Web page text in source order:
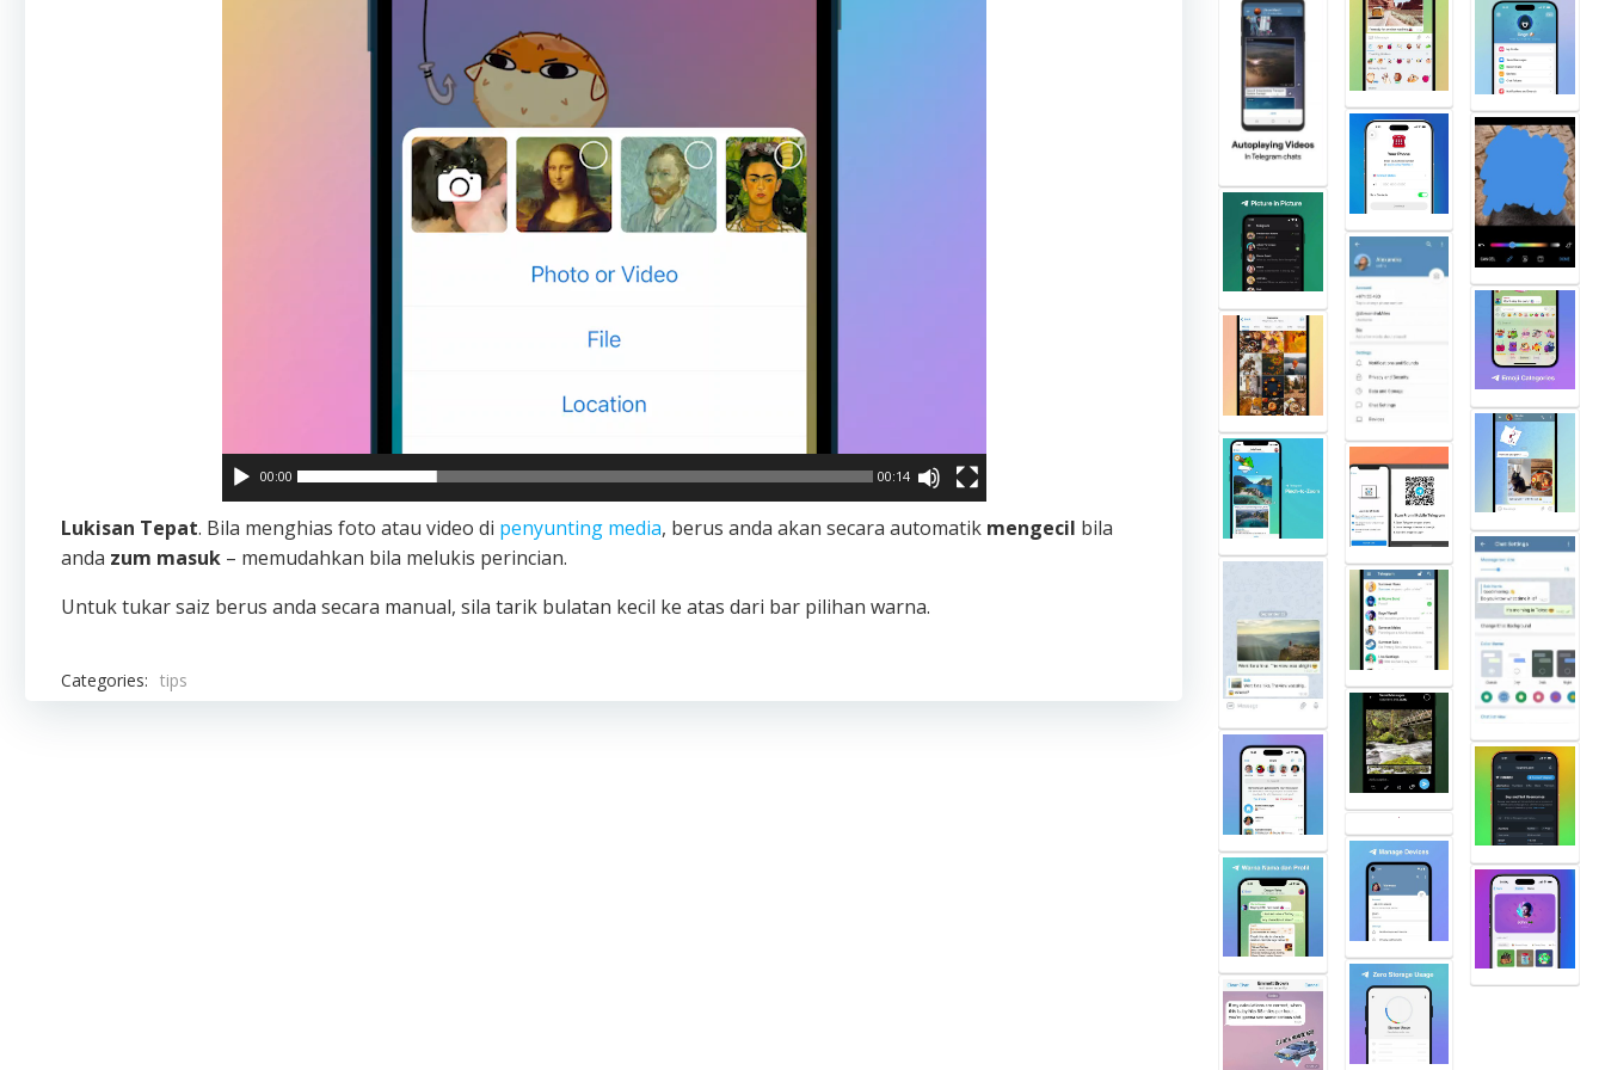
00:00 00:14
Lukisan Tepat. Bila menghias foto atau video di penyunting media, berus anda akan secara automatik mengecil bila
anda zum masuk – memudahkan bila melukis perincian.
Untuk tukar saiz berus anda secara manual, sila tarik bulatan kecil ke atas dari bar pilihan warna.
Categories: tips